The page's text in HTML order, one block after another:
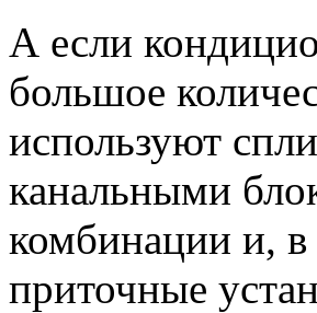
А если
большое
используют
канальными
комбинации и, в
приточные